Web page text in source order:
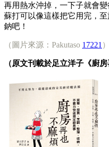
再用熱水沖掉，一下子就會
蘇打可以像這樣把它用完，
鈉吧！
（圖片來源：Pakutaso 17221 ）
（原文刊載於足立洋子《廚